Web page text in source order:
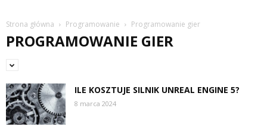
Strona główna Programowanie Programowanie gier
PROGRAMOWANIE GIER
ILE KOSZTUJE SILNIK UNREAL ENGINE 5?
8 marca 2024